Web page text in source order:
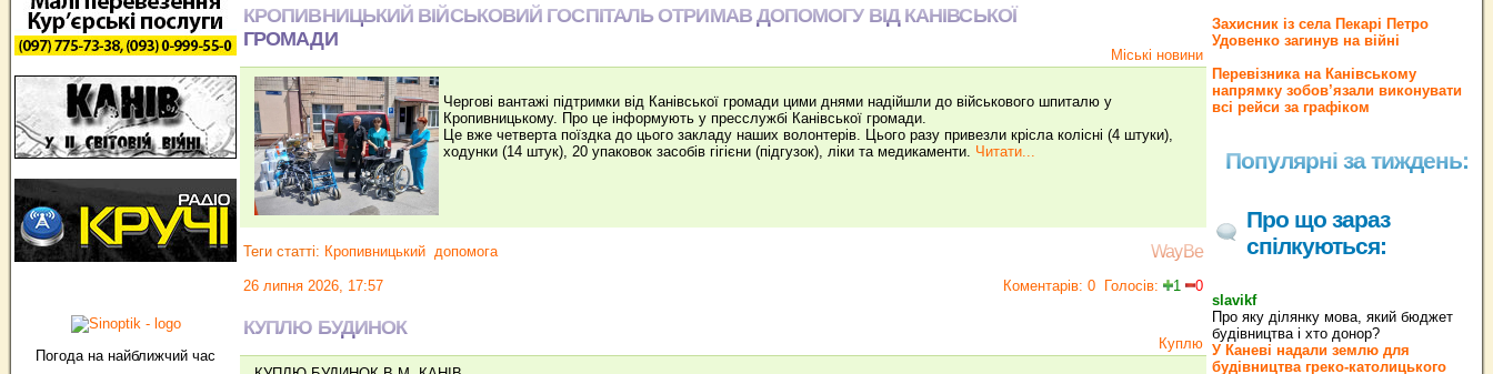
Погода на найближчий час
КРОПИВНИЦЬКИЙ ВІЙСЬКОВИЙ ГОСПІТАЛЬ ОТРИМАВ ДОПОМОГУ ВІД КАНІВСЬКОЇ
ГРОМАДИ
Міські новини
Чергові вантажі підтримки від Канівської громади цими днями надійшли до військового шпиталю у
Кропивницькому. Про це інформують у пресслужбі Канівської громади.
Це вже четверта поїздка до цього закладу наших волонтерів. Цього разу привезли крісла колісні (4 штуки),
ходунки (14 штук), 20 упаковок засобів гігієни (підгузок), ліки та медикаменти. Читати...
Теги статті: Кропивницький допомога WayBe
26 липня 2026, 17:57 Коментарів: 0 Голосів: 1 0
КУПЛЮ БУДИНОК
Куплю
Захисник із села Пекарі Петро
Удовенко загинув на війні
Перевізника на Канівському
напрямку зобов’язали виконувати
всі рейси за графіком
Популярні за тиждень:
Про що зараз
спілкуються:
slavikf
Про яку ділянку мова, який бюджет
будівництва і хто донор?
У Каневі надали землю для
будівництва греко‐католицького